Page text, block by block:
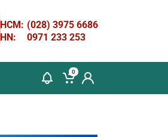
HCM: (028) 3975 6686
HN:
0971 233 253
0